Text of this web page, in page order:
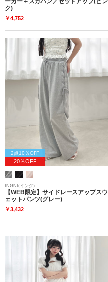
ーカー＋スカパン／セットアップ(ピン
ク)
￥4,752
2点10％OFF
20％OFF
INGNI(イング)
【WEB限定】サイドレースアップスウ
ェットパンツ(グレー)
￥3,432